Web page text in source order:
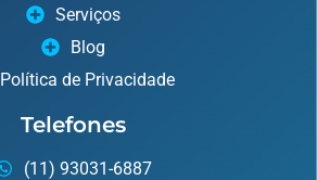
Serviços
Blog
Política de Privacidade
Telefones
(11) 93031-6887